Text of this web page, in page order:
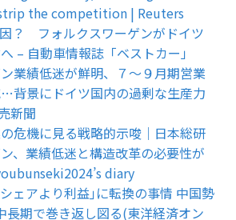
the competition | Reuters
？ フォルクスワーゲンがドイツ
– 自動車情報誌「ベストカー」
業績低迷が鮮明、７～９月期営業
背景にドイツ国内の過剰な生産力
新聞
危機に見る戦略的示唆｜日本総研
、業績低迷と構造改革の必要性が
diary
ェアより利益｣に転換の事情 中国勢
長期で巻き返し図る(東洋経済オン